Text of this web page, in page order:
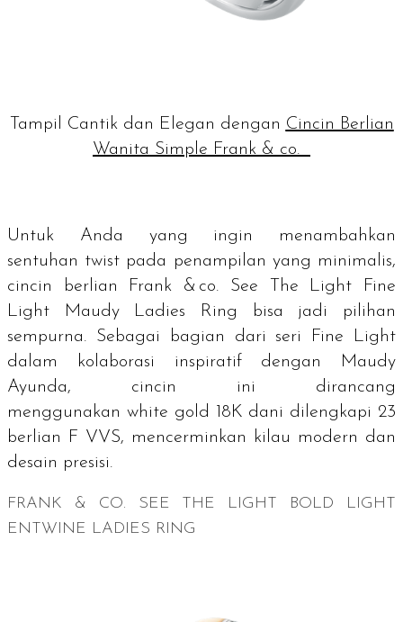
Tampil Cantik dan Elegan dengan Cincin Berlian
Wanita Simple Frank & co.
Untuk Anda yang ingin menambahkan
sentuhan twist pada penampilan yang minimalis,
cincin berlian Frank & co. See The Light Fine
Light Maudy Ladies Ring bisa jadi pilihan
sempurna. Sebagai bagian dari seri Fine Light
dalam kolaborasi inspiratif dengan Maudy
Ayunda, cincin ini dirancang
menggunakan white gold 18K dani dilengkapi 23
berlian F VVS, mencerminkan kilau modern dan
desain presisi.
FRANK & CO. SEE THE LIGHT BOLD LIGHT
ENTWINE LADIES RING